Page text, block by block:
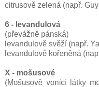
citrusově zelená (např.
6 - levandulová
(převážně pánská)
levandulově svěží (např.
levandulově kořeněná
X - mošusové
(Mošusově vonící látky